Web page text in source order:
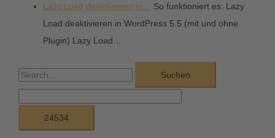
Lazy Load deaktivieren in…
So funktioniert es: Lazy
Load deaktivieren in WordPress 5.5 (mit und ohne
Plugin) Lazy Load…
S
u
c